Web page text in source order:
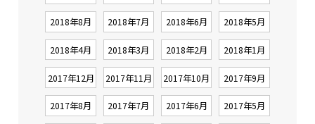
2018年8月 2018年7月 2018年6月 2018年5月
2018年4月 2018年3月 2018年2月 2018年1月
2017年12月 2017年11月 2017年10月 2017年9月
2017年8月 2017年7月 2017年6月 2017年5月